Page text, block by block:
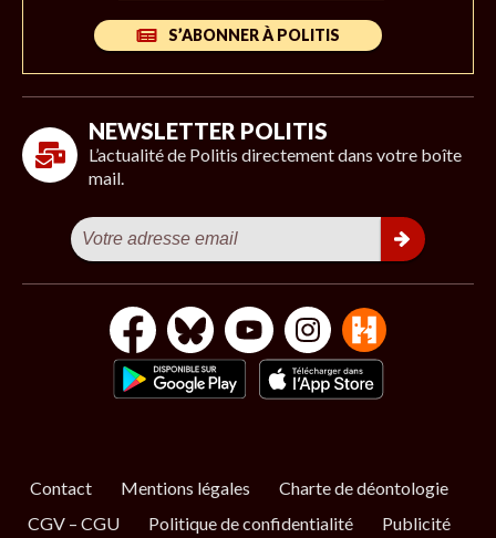
S’ABONNER À POLITIS
NEWSLETTER POLITIS
L’actualité de Politis directement dans votre boîte
mail.
Contact Mentions légales
Charte de déontologie
CGV – CGU
Politique de confidentialité Publicité